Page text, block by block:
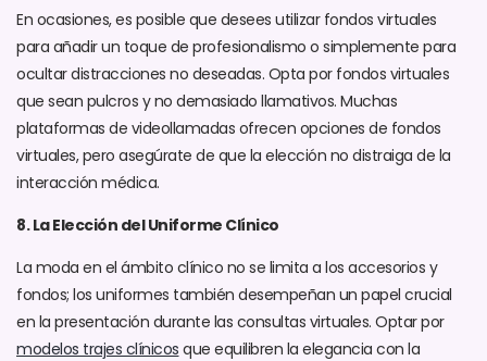
En ocasiones, es posible que desees utilizar fondos virtuales
para añadir un toque de profesionalismo o simplemente para
ocultar distracciones no deseadas. Opta por fondos virtuales
que sean pulcros y no demasiado llamativos. Muchas
plataformas de videollamadas ofrecen opciones de fondos
virtuales, pero asegúrate de que la elección no distraiga de la
interacción médica.
8. La Elección del Uniforme Clínico
La moda en el ámbito clínico no se limita a los accesorios y
fondos; los uniformes también desempeñan un papel crucial
en la presentación durante las consultas virtuales. Optar por
modelos trajes clínicos que equilibren la elegancia con la